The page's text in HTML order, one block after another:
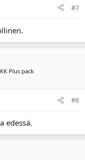
#7
KK Plus pack
#8
edessä.